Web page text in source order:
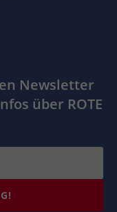
Newsletter
über ROTE